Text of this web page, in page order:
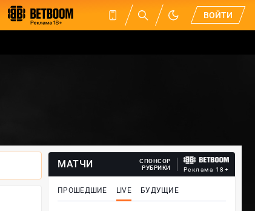
ВОЙТИ
МАТЧИ
СПОНСОР
РУБРИКИ
Реклама 18+
ПРОШЕДШИЕ LIVE БУДУЩИЕ